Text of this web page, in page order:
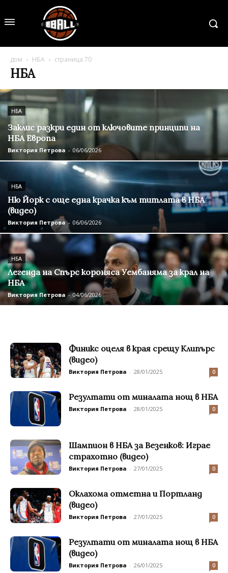
дом НБА страница 70
НБА
НБА
Заклис разкри един от ключовите принципи на
НБА Европа
Виктория Петрова - 06/06/2026
НБА
Ню Йорк с още една крачка към титлата в НБА
(видео)
Виктория Петрова - 06/06/2026
НБА
Легенда на Спърс короняса Уембаняма за крал на
НБА
Виктория Петрова - 04/06/2026
Финикс оцеля в края срещу Клипърс
(видео)
Виктория Петрова - 28/01/2025 0
Резултати от миналата нощ в НБА
Виктория Петрова - 28/01/2025 0
Шампион в НБА за Везенков: Играе
страхотно (видео)
Виктория Петрова - 27/01/2025 0
Оклахома отметна и Портланд
(видео)
Виктория Петрова - 27/01/2025 0
Резултати от миналата нощ в НБА
(видео)
Виктория Петрова - 26/01/2025 0